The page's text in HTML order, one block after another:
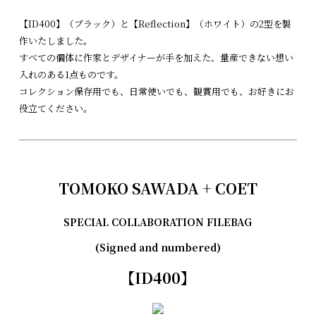
【ID400】（ブラック）と【Reflection】（ホワイト）の2型を製
作いたしました。
すべての個体に作家とデザイナーが手を加えた、量産できない想い
入れのある1点ものです。
コレクション保存用でも、日常使いでも、観賞用でも、お好きにお
役立てください。
TOMOKO SAWADA + COET
SPECIAL COLLABORATION FILEBAG
(Signed and numbered)
【ID400】